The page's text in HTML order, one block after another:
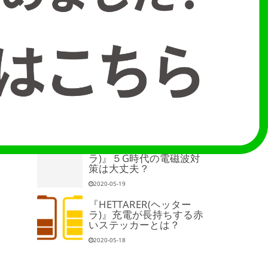
考えること3選
必見！！東芝・三菱製品
のランプが続々と生産終
了に、、！
2021-05-25
エアコン設置とコンセン
『HETTARER(ヘッター
ラ)』５G時代の電磁波対
策は大丈夫？
2020-05-19
『HETTARER(ヘッター
ラ)』充電が長持ちする赤
いステッカーとは？
2020-05-18